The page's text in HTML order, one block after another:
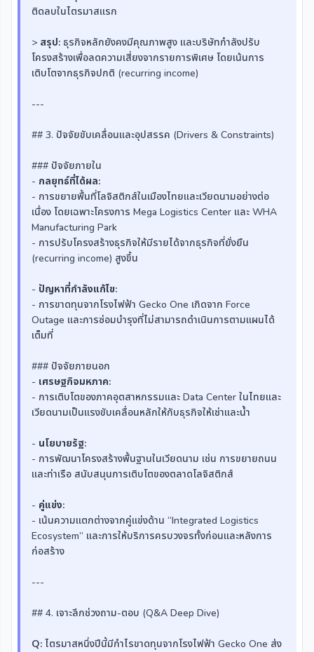
ติดลบในไตรมาสแรก
> สรุป: ธุรกิจหลักยังคงมีคุณภาพสูง และบริษัทกำลังปรับ
โครงสร้างเพื่อลดความเสี่ยงจากรายการพิเศษ โดยเน้นการ
เติบโตจากธุรกิจปกติ (recurring income)
---
## 3. ปัจจัยขับเคลื่อนและอุปสรรค (Drivers & Constraints)
### ปัจจัยภายใน
- กลยุทธ์ที่ได้ผล:
- การขยายพื้นที่โลจิสติกส์ในเมืองไทยและเวียดนามอย่างต่อ
เนื่อง โดยเฉพาะโครงการ Mega Logistics Center และ WHA
Manufacturing Park
- การปรับโครงสร้างธุรกิจให้มีรายได้จากธุรกิจที่ยั่งยืน
(recurring income) สูงขึ้น
- ปัญหาที่กำลังแก้ไข:
- การขาดทุนจากโรงไฟฟ้า Gecko One เกิดจาก Force
Outage และการซ่อมบำรุงที่ไม่สามารถดำเนินการตามแผนได้
เต็มที่
### ปัจจัยภายนอก
- เศรษฐกิจมหภาค:
- การเติบโตของภาคอุตสาหกรรมและ Data Center ในไทยและ
เวียดนามเป็นแรงขับเคลื่อนหลักให้กับธุรกิจให้เช่าและน้ำ
- นโยบายรัฐ:
- การพัฒนาโครงสร้างพื้นฐานในเวียดนาม เช่น การขยายถนน
และท่าเรือ สนับสนุนการเติบโตของตลาดโลจิสติกส์
- คู่แข่ง:
- เน้นความแตกต่างจากคู่แข่งด้าน “Integrated Logistics
Ecosystem” และการให้บริการครบวงจรทั้งก่อนและหลังการ
ก่อสร้าง
---
## 4. เจาะลึกช่วงถาม-ตอบ (Q&A Deep Dive)
Q: ไตรมาสหนึ่งปีนี้มีกำไรขาดทุนจากโรงไฟฟ้า Gecko One ส่ง